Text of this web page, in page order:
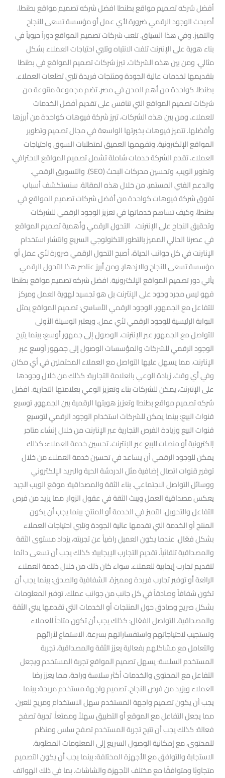
أفضل شركه تصميم مواقع بطنطا افضل شركه تصميم مواقع بطنطا.
أصبحت الوجود الرقمي ضرورة لأي عمل أو مؤسسة تسعى للنجاح
والتميز. وفي هذا السياق. تلعب شركات تصميم المواقع دوراً حيوياً في
بناء هوية على الإنترنت تلفت الانتباه وتلبي احتياجات العملاء بشكل
مثالي. ومن بين هذه الشركات. تبرز شركات تصميم المواقع في بطنطا
بتقديمها لخدمات عالية الجودة ومنتجات فريدة تلبي تطلعات العملاء.
بطنطا. كواحدة من أهم المدن في مصر. تضم مجموعة متنوعة من
شركات تصميم المواقع التي تنافس على تقديم أفضل الخدمات
للعملاء. ومن بين هذه الشركات، تبرز شركة فيوهات كواحدة من أبرزها
وأفضلها. تتميز فيوهات بخبرتها الواسعة في مجال تصميم وتطوير
المواقع الإلكترونية. وتفهمها العميق لمتطلبات السوق واحتياجات
العملاء. تقدم الشركة خدمات شاملة تشمل تصميم المواقع الاحترافي،
وتطوير الويب، وتحسين محركات البحث (SEO). والتسويق الرقمي.
والدعم الفني المستمر. من خلال هذه المقالة. سنستكشف أسباب
تفوق شركة فيوهات كواحدة من أفضل شركات تصميم المواقع في
بطنطا، وكيف تساهم خدماتها في تعزيز الوجود الرقمي للشركات
وتحقيق النجاح على الإنترنت. التحول الرقمي وأهمية تصميم المواقع
في عصرنا الحالي المميز بالتطور التكنولوجي السريع وانتشار استخدام
الإنترنت في كل جوانب الحياة، أصبح التحول الرقمي ضرورة لأي عمل أو
مؤسسة تسعى للنجاح والازدهار. ومن أبرز عناصر هذا التحول الرقمي
يأتي دور تصميم المواقع الإلكترونية. افضل شركه تصميم مواقع بطنطا
فهو ليس مجرد وجود على الإنترنت بل هو تجسيد لهوية العمل ومركز
للتفاعل مع الجمهور. الوجود الرقمي الأساسي: تصميم المواقع يمثل
البوابة الرئيسية للوجود الرقمي لأي عمل. ويعتبر الوسيلة الأولى
للتواصل مع الجمهور عبر الإنترنت. الوصول إلى جمهور أوسع: بينما يتيح
الوجود الرقمي للشركات والمؤسسات الوصول إلى جمهور أوسع عبر
الإنترنت. مما يسهل عليها التواصل مع العملاء المحتملين في أي مكان
وفي أي وقت. زيادة الوعي بالعلامة التجارية: كذلك من خلال وجودها
على الإنترنت، يمكن للشركات بناء وتعزيز الوعي بعلامتها التجارية. افضل
شركه تصميم مواقع بطنطا وتعزيز هويتها الرقمية بين الجمهور. توسيع
قنوات البيع: بينما يمكن للشركات استخدام الوجود الرقمي لتوسيع
قنوات البيع وزيادة الفرص التجارية عبر الإنترنت من خلال إنشاء متاجر
إلكترونية أو منصات للبيع عبر الإنترنت. تحسين خدمة العملاء: كذلك
يمكن للوجود الرقمي أن يساعد في تحسين خدمة العملاء من خلال
توفير قنوات اتصال إضافية مثل الدردشة الحية والبريد الإلكتروني
ووسائل التواصل الاجتماعي. بناء الثقة والمصداقية: موقع الويب الجيد
يعكس مصداقية العمل ويبث الثقة في عقول الزوار. مما يزيد من فرص
التفاعل والتحويل. التميز في الخدمة أو المنتج: بينما يجب أن يكون
المنتج أو الخدمة التي تقدمها عالية الجودة وتلبي احتياجات العملاء
بشكل فعّال. عندما يكون العميل راضياً عن تجربته، يزداد مستوى الثقة
والمصداقية تلقائياً. تقديم التجارب الإيجابية: كذلك يجب أن تسعى دائما
لتقديم تجارب إيجابية للعملاء. سواء كان ذلك من خلال خدمة العملاء
الرائعة أو توفير تجارب فريدة ومميزة. الشفافية والصدق: بينما يجب أن
تكون شفافاً وصادقاً في كل جانب من جوانب عملك. توفير المعلومات
بشكل صريح وصادق حول المنتجات أو الخدمات التي تقدمها يبني الثقة
والمصداقية. التواصل الفعّال: كذلك يجب أن تكون متاحاً للعملاء
وتستجيب لاحتياجاتهم واستفساراتهم بسرعة. الاستماع لآرائهم
والتعامل مع مشاكلهم بفعالية يعزز الثقة والمصداقية. تجربة
المستخدم السلسة: يسهل تصميم المواقع تجربة المستخدم ويجعل
التفاعل مع المحتوى والخدمات أكثر سلاسة وراحة. مما يعزز رضا
العملاء ويزيد من فرص النجاح. تصميم واجهة مستخدم مريحة: بينما
يجب أن يكون تصميم واجهة المستخدم سهل الاستخدام ومريح للعين.
مما يجعل التفاعل مع الموقع أو التطبيق سهلاً وممتعاً. تجربة تصفح
فعالة: كذلك يجب أن تتيح تجربة المستخدم تصفح سلس ومنظم
للمحتوى، مع إمكانية الوصول السريع إلى المعلومات المطلوبة.
الاستجابة والتوافق مع الأجهزة المختلفة: بينما يجب أن يكون التصميم
متجاوبًا ومتوافقًا مع مختلف الأجهزة والشاشات. بما في ذلك الهواتف